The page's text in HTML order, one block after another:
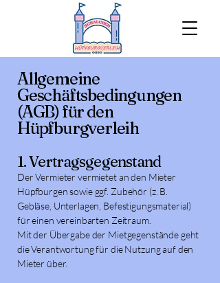
Allgemeine
Geschäftsbedingungen
(AGB) für den
Hüpfburgverleih
1. Vertragsgegenstand
Der Vermieter vermietet an den Mieter
Hüpfburgen sowie ggf. Zubehör (z. B.
Gebläse, Unterlagen, Befestigungsmaterial)
für einen vereinbarten Zeitraum.
Mit der Übergabe der Mietgegenstände geht
die Verantwortung für die Nutzung auf den
Mieter über.